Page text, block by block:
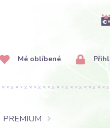
Mé oblíbené
PREMIUM